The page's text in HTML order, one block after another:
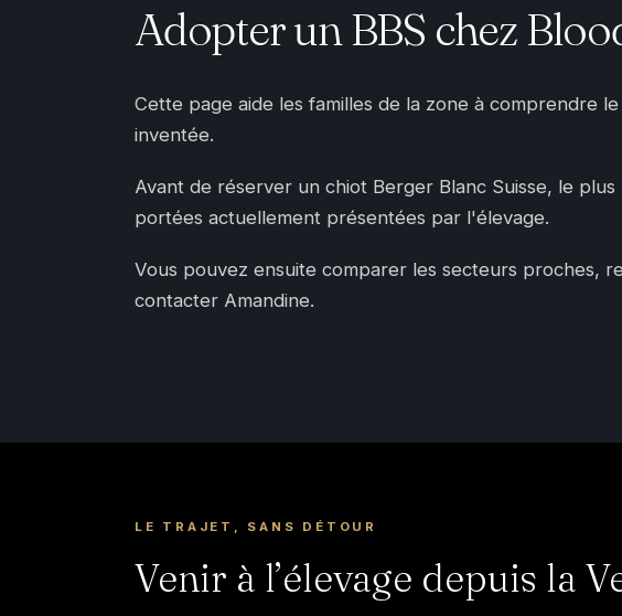
Adopter un BBS chez
Cette page aide les familles de la zone à comprendre
inventée.
Avant de réserver un chiot Berger Blanc Suisse, le
portées actuellement présentées par l'élevage.
Vous pouvez ensuite comparer les secteurs proches,
contacter Amandine.
LE TRAJET, SANS DÉTOUR
Venir à l’élevage depuis la